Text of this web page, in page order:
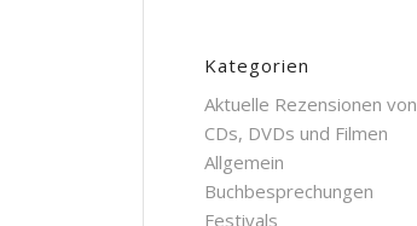
Kategorien
Aktuelle Rezensionen von
CDs, DVDs und Filmen
Allgemein
Buchbesprechungen
Festivals